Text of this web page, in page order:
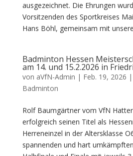
ausgezeichnet. Die Ehrungen
Vorsitzenden des Sportkreises
Hans Böhl, gemeinsam mit
Badminton Hessen
am 14. und 15.2.2026 in
von aVfN-Admin | Feb. 19, 2026 |
Badminton
Rolf Baumgärtner vom VfN
erfolgreich seinen Titel als
Herreneinzel in der Altersklasse
spannenden und hart